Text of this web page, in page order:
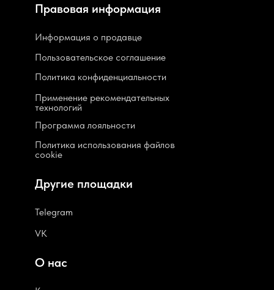
Пользовательское соглашение
Политика конфиденциальности
Программа лояльности
Политика использования файлов
cookie
Применение рекомендательных
технологий
Информация о продавце
Telegram
VK
Правовая информация
О нас
Другие площадки